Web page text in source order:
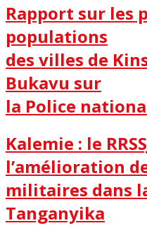
Rapport sur les
populations
des villes de
Bukavu sur
la Police
Kalemie : le
l’amélioration
militaires dans
Tanganyika